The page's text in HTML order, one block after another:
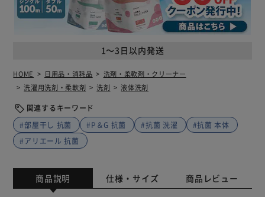
1～3日以内発送
HOME 日用品・消耗品
洗剤・柔軟剤・クリーナー
洗濯用洗剤・柔軟剤
洗剤 液体洗剤
関連するキーワード
#部屋干し 抗菌
#P＆G 抗菌 #抗菌 洗濯
#抗菌 本体
#アリエール 抗菌
商品説明 仕様・サイズ 商品レビュー